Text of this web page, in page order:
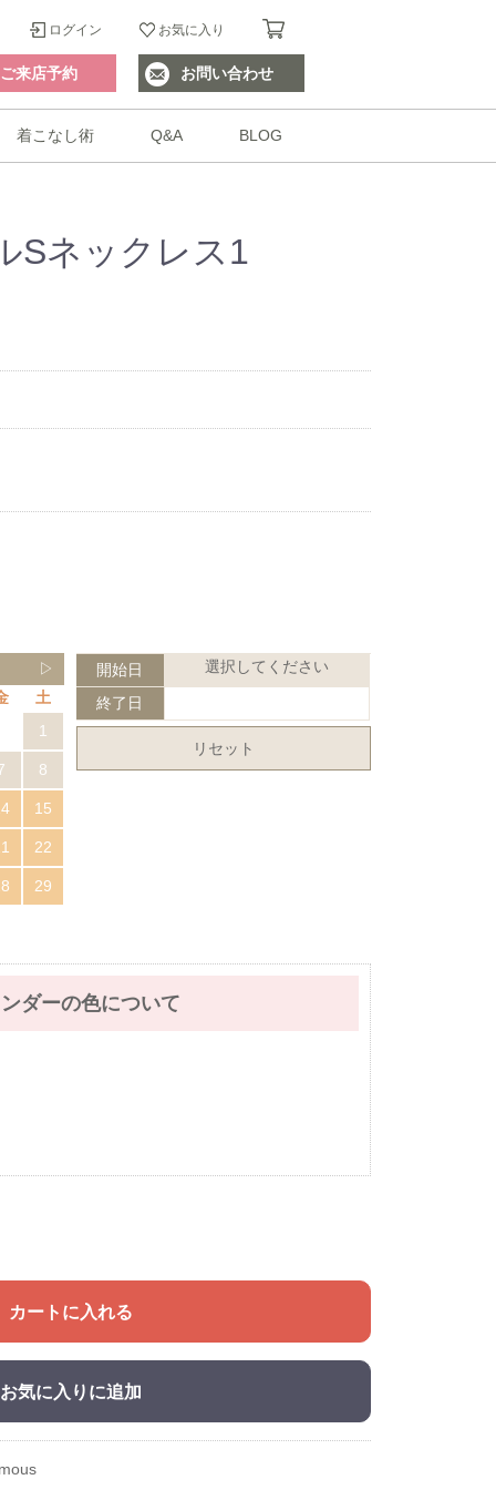
ログイン お気に入り
ご来店予約 お問い合わせ
着こなし術 Q&A BLOG
Sネックレス1
▷
土
1
8
15
22
29
開始日 選択してください
終了日
リセット
ダーの色について
カートに入れる
お気に入りに追加